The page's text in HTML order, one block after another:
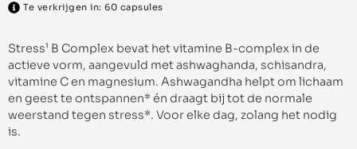
Te verkrijgen in: 60 capsules
Stress¹ B Complex bevat het vitamine B-complex in de
actieve vorm, aangevuld met ashwaghanda, schisandra,
vitamine C en magnesium. Ashwagandha helpt om lichaam
en geest te ontspannen* én draagt bij tot de normale
weerstand tegen stress*. Voor elke dag, zolang het nodig
is.